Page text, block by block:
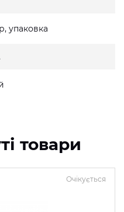
упаковка
товари
Очікується